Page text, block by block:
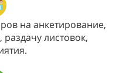
на анкетирование,
раздачу листовок,